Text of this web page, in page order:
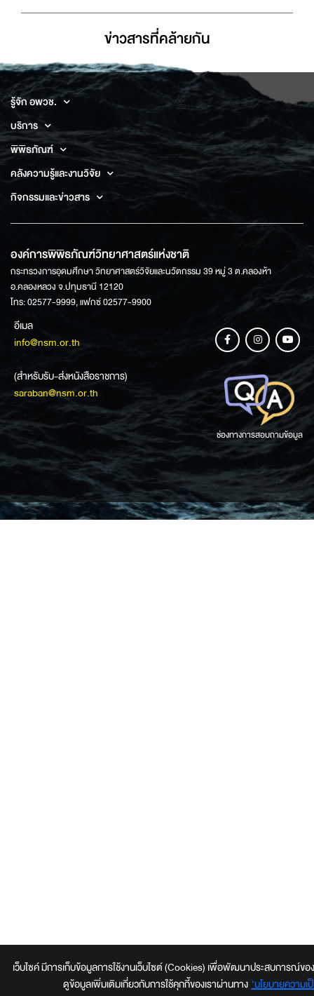
ข่าวสารที่่คล้ายกัน
รู้จัก อพวช.
บริการ
พิพิธภัณฑ์
คลังความรู้และงานวิจัย
กิจกรรมและข่าวสาร
องค์การพิพิธภัณฑ์วิทยาศาสตร์แห่งชาติ
กระทรวงการอุดมศึกษา วิทยาศาสตร์วิจัยและนวัตกรรม 39 หมู่ 3 ต.คลองห้า
อ.คลองหลวง จ.ปทุมธานี 12120
โทร: 02577-9999, แฟกซ์ 02577-9900
อีเมล
info@nsm.or.th
(สำหรับรับ-ส่งหนังสือราชการ)
saraban@nsm.or.th
ช่องทางการสอบถามข้อมูล
เว็บไซค์ มีการเก็บข้อมูลการใช้งานเว็บไซต์ (Cookies) เพื่อพัฒนาประสบการณ์ข
ดูข้อมูลเพิ่มเติมเกี่ยวกับการใช้คุกกี้ของเราผ่านทาง‘นโยบายความ